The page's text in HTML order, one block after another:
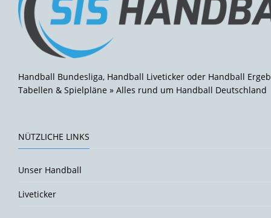
Handball Bundesliga, Handball Liveticker oder Handball
Tabellen & Spielpläne » Alles rund um Handball Deutschland
NÜTZLICHE LINKS
Unser Handball
Liveticker